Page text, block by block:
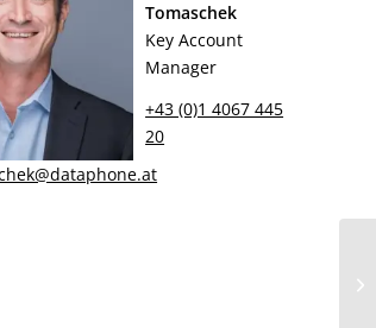
Tomaschek
Key Account
Manager
+43 (0)1 4067 445
20